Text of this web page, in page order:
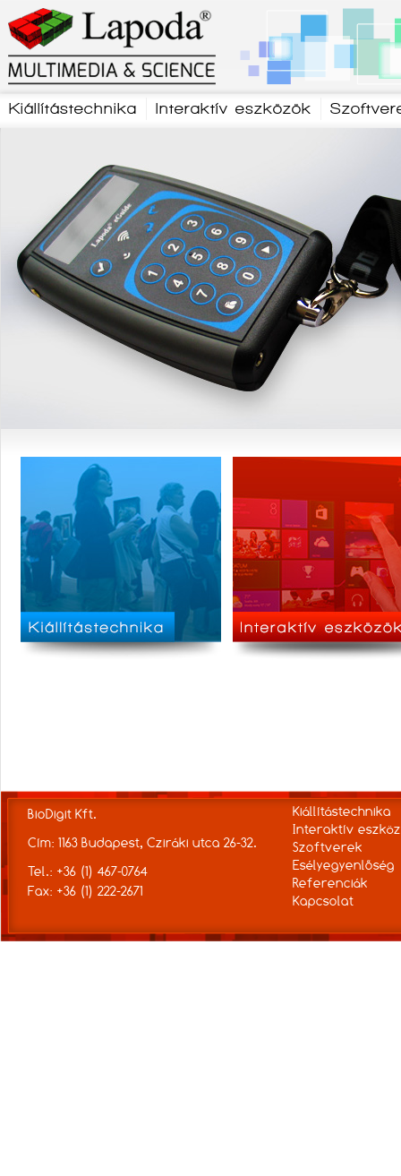
Kiállítástechnika Interaktív eszközök
BioDigit Kft.
Cím: 1163 Budapest, Cziráki utca 26-32.
Tel.: +36 (1) 467-0764
Fax: +36 (1) 222-2671
Kiállítástechnika
Interaktív
Szoftverek
Esélyegyenlőség
Referenciák
Kapcsolat